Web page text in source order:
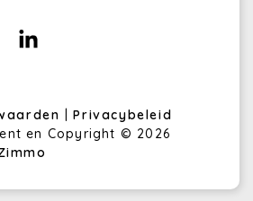
|Privacybeleid
en Copyright © 2026